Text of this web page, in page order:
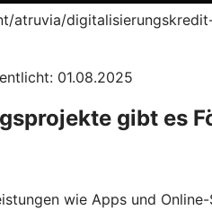
atruvia/
01.08.2025
gibt es
wie Apps und